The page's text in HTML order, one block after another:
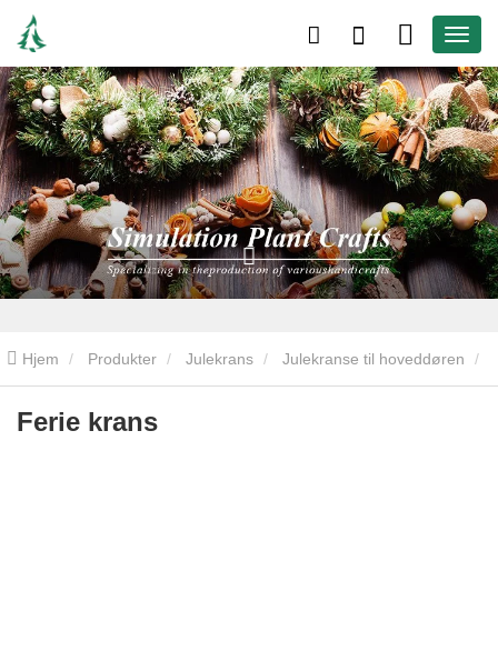
Hjem Produkter Julekrans Julekranse til hoveddøren
Ferie krans
Ferie krans